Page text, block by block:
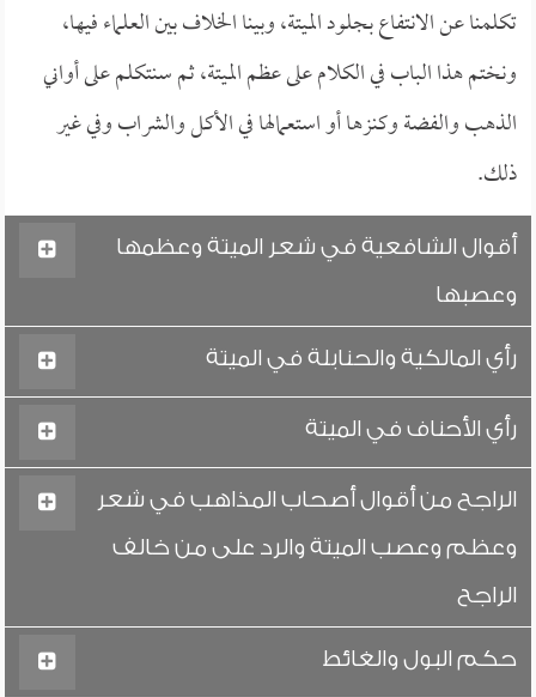
تكلمنا عن الانتفاع بجلود الميتة، وبينا الخلاف بين العلماء فيها،
ونختم هذا الباب في الكلام على عظم الميتة، ثم سنتكلم على أواني
الذهب والفضة وكنزها أو استعمالها في الأكل والشراب وفي غير
ذلك.
أقوال الشافعية في شعر الميتة وعظمها
وعصبها
رأي المالكية والحنابلة في الميتة
رأي الأحناف في الميتة
الراجح من أقوال أصحاب المذاهب في شعر
وعظم وعصب الميتة والرد على من خالف
الراجح
حكم البول والغائط